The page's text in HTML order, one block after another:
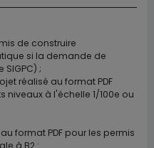
de construire
si la demande de
;
réalisé au format PDF
niveaux à l'échelle 1/100e ou
format PDF pour les permis
à B2 :